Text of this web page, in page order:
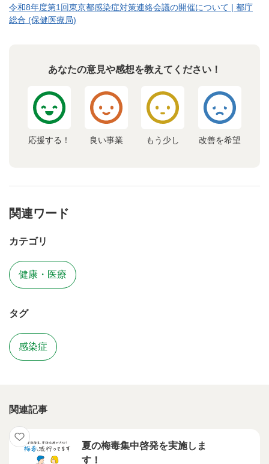
令和8年度第1回東京都感染症対策連絡会議の開催について | 都庁
総合 (保健医療局)
あなたの意見や感想を教えてください！
応援する！ 良い事業 もう少し 改善を希望
関連ワード
カテゴリ
健康・医療
タグ
感染症
関連記事
夏の梅毒集中啓発を実施しま
す！